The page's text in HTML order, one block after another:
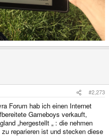
#2,273
Forum hab ich einen Internet
Gameboys verkauft,
„hergestellt „ : die nehmen
reparieren ist und stecken diese